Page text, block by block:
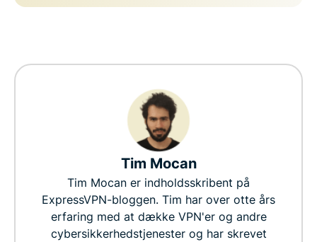
Tim Mocan
Tim Mocan er indholdsskribent på
ExpressVPN-bloggen. Tim har over otte års
erfaring med at dække VPN'er og andre
cybersikkerhedstjenester og har skrevet